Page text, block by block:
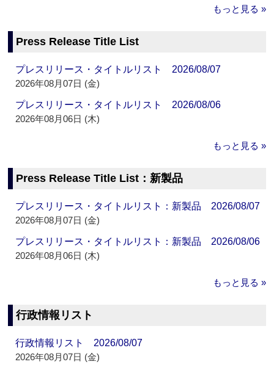
もっと見る »
Press Release Title List
プレスリリース・タイトルリスト 2026/08/07
2026年08月07日 (金)
プレスリリース・タイトルリスト 2026/08/06
2026年08月06日 (木)
もっと見る »
Press Release Title List：新製品
プレスリリース・タイトルリスト：新製品 2026/08/07
2026年08月07日 (金)
プレスリリース・タイトルリスト：新製品 2026/08/06
2026年08月06日 (木)
もっと見る »
行政情報リスト
行政情報リスト 2026/08/07
2026年08月07日 (金)